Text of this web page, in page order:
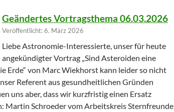
Geändertes Vortragsthema 06.03.2026
Veröffentlicht: 6. März 2026
Liebe Astronomie-Interessierte, unser für heute
angekündigter Vortrag „Sind Asteroiden eine
Erde“ von Marc Wiekhorst kann leider so nicht
Referent aus gesundheitlichen Gründen
uns aber, dass wir kurzfristig einen Ersatz
Martin Schroeder vom Arbeitskreis Sternfreunde